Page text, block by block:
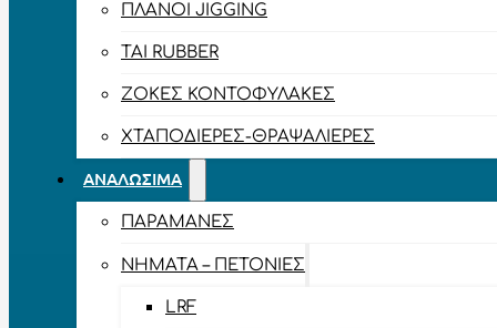
ΠΛΆΝΟΙ JIGGING
TAI RUBBER
ΖΌΚΕΣ ΚΟΝΤΟΦΎΛΑΚΕΣ
ΧΤΑΠΟΔΙΈΡΕΣ-ΘΡΑΨΑΛΙΈΡΕΣ
ΑΝΑΛΏΣΙΜΑ
ΠΑΡΑΜΆΝΕΣ
ΝΉΜΑΤΑ – ΠΕΤΟΝΙΈΣ
LRF